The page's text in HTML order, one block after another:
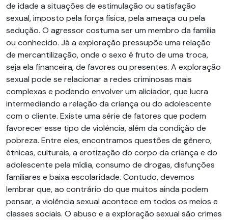
de idade a situações de estimulação ou satisfação
sexual, imposto pela força física, pela ameaça ou pela
sedução. O agressor costuma ser um membro da família
ou conhecido. Já a exploração pressupõe uma relação
de mercantilização, onde o sexo é fruto de uma troca,
seja ela financeira, de favores ou presentes. A exploração
sexual pode se relacionar a redes criminosas mais
complexas e podendo envolver um aliciador, que lucra
intermediando a relação da criança ou do adolescente
com o cliente. Existe uma série de fatores que podem
favorecer esse tipo de violência, além da condição de
pobreza. Entre eles, encontramos questões de gênero,
étnicas, culturais, a erotização do corpo da criança e do
adolescente pela mídia, consumo de drogas, disfunções
familiares e baixa escolaridade. Contudo, devemos
lembrar que, ao contrário do que muitos ainda podem
pensar, a violência sexual acontece em todos os meios e
classes sociais. O abuso e a exploração sexual são crimes